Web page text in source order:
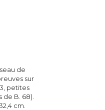
de
sur
petites
B. 68).
cm.